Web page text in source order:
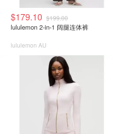
$179.10 $199.00
lululemon 2-in-1 阔腿连体裤
lululemon AU